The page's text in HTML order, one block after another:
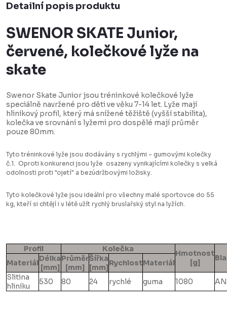
Detailní popis produktu
SWENOR SKATE Junior,
červené, kolečkové lyže na
skate
Swenor Skate Junior jsou tréninkové kolečkové lyže
speciálně navržené pro děti ve věku 7-14 let. Lyže mají
hliníkový profil, který má snížené těžiště (vyšší stabilita),
kolečka ve srovnání s lyžemi pro dospělé mají průměr
pouze 80mm.
Tyto tréninkové lyže jsou dodávány s rychlými - gumovými kolečky
č.1. Oproti konkurenci jsou lyže osazeny vynikajícími kolečky s velká
odolnosti proti "ojetí" a bezúdržbovými ložisky.
Tyto kolečkové lyže jsou ideální pro všechny malé sportovce do 55
kg, kteří si chtějí i v létě užít rychlý bruslařský styl na lyžích.
Profil Kolečka
Hmotnost
[g]
MateriálDélka
[mm]
Průměr
[mm]
Šířka
[mm]RychlostMateriál
Slitina
hliníku
530 80 24 rychlé guma 1080